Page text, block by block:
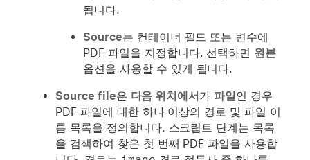
됩니다.
Source는 컨테이너 필드 또는 변수에
PDF 파일을 지정합니다. 선택하면 원본
옵션을 사용할 수 있게 됩니다.
Source file은 다음 위치에서가 파일인 경우
PDF 파일에 대한 하나 이상의 경로 및 파일 이
름 목록을 정의합니다. 스크립트 단계는 목록
을 검색하여 찾은 첫 번째 PDF 파일을 사용합